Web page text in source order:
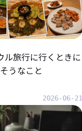
ル旅行に行くときに
うなこと
2026-06-21